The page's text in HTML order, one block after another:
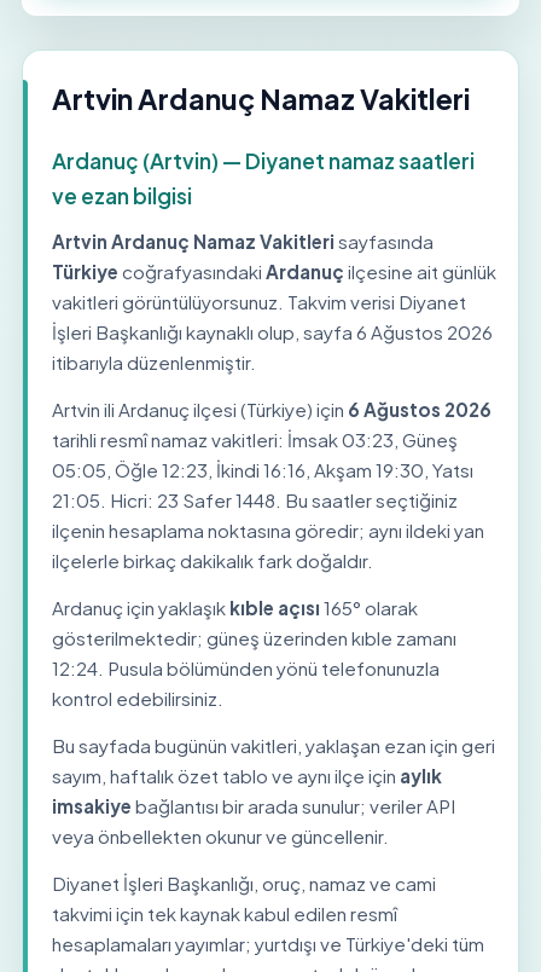
Artvin Ardanuç Namaz Vakitleri
Ardanuç (Artvin) — Diyanet namaz saatleri
ve ezan bilgisi
Artvin Ardanuç Namaz Vakitleri sayfasında
Türkiye coğrafyasındaki Ardanuç ilçesine ait günlük
vakitleri görüntülüyorsunuz. Takvim verisi Diyanet
İşleri Başkanlığı kaynaklı olup, sayfa 6 Ağustos 2026
itibarıyla düzenlenmiştir.
Artvin ili Ardanuç ilçesi (Türkiye) için 6 Ağustos 2026
tarihli resmî namaz vakitleri: İmsak 03:23, Güneş
05:05, Öğle 12:23, İkindi 16:16, Akşam 19:30, Yatsı
21:05. Hicri: 23 Safer 1448. Bu saatler seçtiğiniz
ilçenin hesaplama noktasına göredir; aynı ildeki yan
ilçelerle birkaç dakikalık fark doğaldır.
Ardanuç için yaklaşık kıble açısı 165° olarak
gösterilmektedir; güneş üzerinden kıble zamanı
12:24. Pusula bölümünden yönü telefonunuzla
kontrol edebilirsiniz.
Bu sayfada bugünün vakitleri, yaklaşan ezan için geri
sayım, haftalık özet tablo ve aynı ilçe için aylık
imsakiye bağlantısı bir arada sunulur; veriler API
veya önbellekten okunur ve güncellenir.
Diyanet İşleri Başkanlığı, oruç, namaz ve cami
takvimi için tek kaynak kabul edilen resmî
hesaplamaları yayımlar; yurtdışı ve Türkiye'deki tüm